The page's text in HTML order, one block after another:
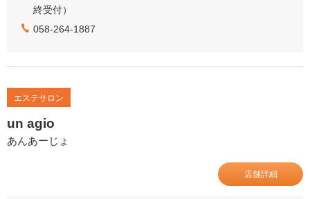
終受付）
058-264-1887
エステサロン
un agio
あんあーじょ
店舗詳細